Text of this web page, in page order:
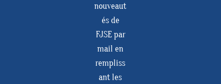
nouveaut
és de
FJSE par
mail en
rempliss
ant les